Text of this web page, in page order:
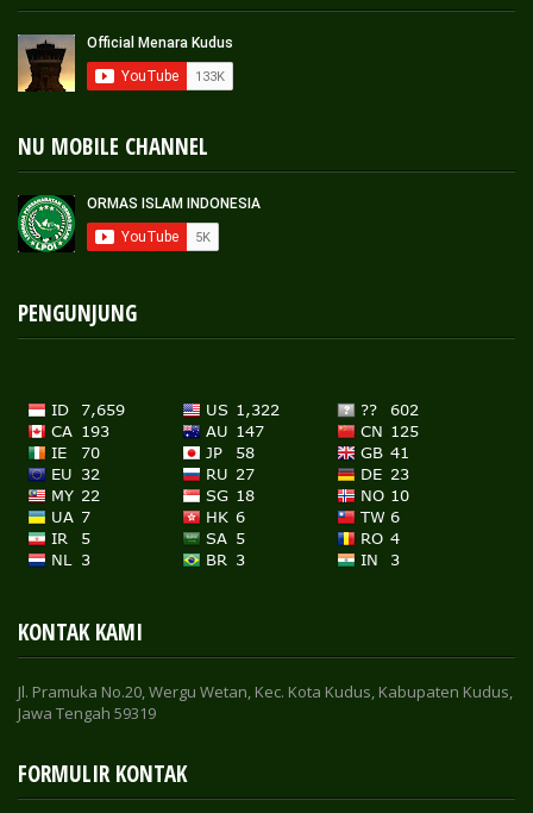
NU MOBILE CHANNEL
PENGUNJUNG
KONTAK KAMI
Jl. Pramuka No.20, Wergu Wetan, Kec. Kota Kudus, Kabupaten Kudus,
Jawa Tengah 59319
FORMULIR KONTAK